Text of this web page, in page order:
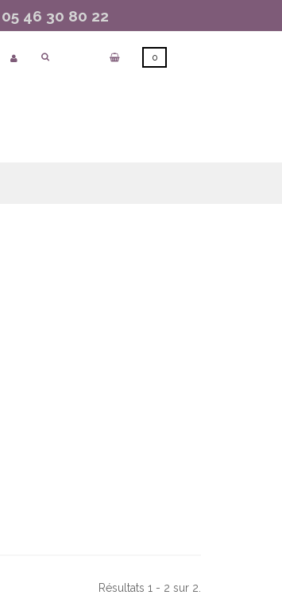
46 30 80 22
0
Résultats 1 - 2 sur 2.